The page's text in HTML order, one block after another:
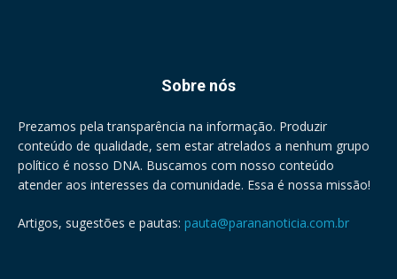
Sobre nós
Prezamos pela transparência na informação. Produzir
conteúdo de qualidade, sem estar atrelados a nenhum grupo
político é nosso DNA. Buscamos com nosso conteúdo
atender aos interesses da comunidade. Essa é nossa missão!
Artigos, sugestões e pautas: pauta@parananoticia.com.br